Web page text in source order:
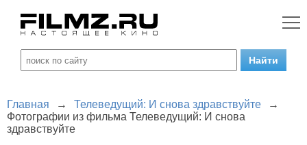
Главная → Телеведущий: И снова здравствуйте
→
Фотографии из фильма Телеведущий: И снова
здравствуйте